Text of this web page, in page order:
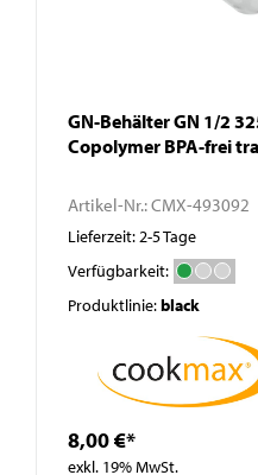
GN-Behälter GN 1/2
Copolymer BPA-frei
Artikel-Nr.:CMX-493092
Lieferzeit: 2-5 Tage
Verfügbarkeit:
Produktlinie:black
8,00 €*
exkl. 19% MwSt.